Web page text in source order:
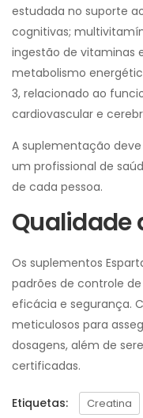
estudada no suporte
cognitivas;
ingestão de vitaminas
metabolismo
3, relacionado ao
cardiovascular e
A suplementação
um profissional de
de cada pessoa.
Qualidade
Os suplementos
padrões de controle
eficácia e segurança.
meticulosos para
dosagens, além de
certificadas.
Etiquetas: Creatina